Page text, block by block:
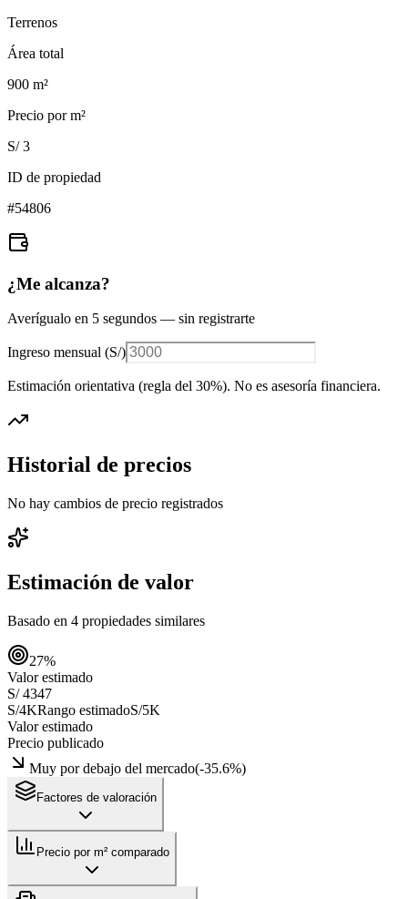
Terrenos
Área total
900 m²
Precio por m²
S/ 3
ID de propiedad
#54806
¿Me alcanza?
Averígualo en 5 segundos — sin registrarte
Ingreso mensual (S/)
Estimación orientativa (regla del 30%). No es asesoría financiera.
Historial de precios
No hay cambios de precio registrados
Estimación de valor
Basado en 4 propiedades similares
27%
Valor estimado
S/ 4347
S/4KRango estimadoS/5K
Valor estimado
Precio publicado
Muy por debajo del mercado(-35.6%)
Factores de valoración
Precio por m² comparado